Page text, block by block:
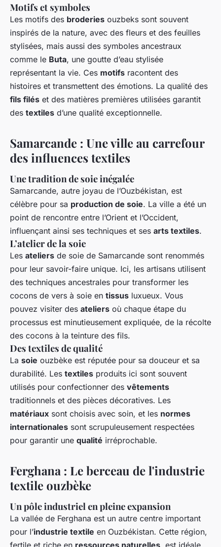
Motifs et symboles
Les motifs des broderies ouzbeks sont souvent
inspirés de la nature, avec des fleurs et des feuilles
stylisées, mais aussi des symboles ancestraux
comme le Buta, une goutte d’eau stylisée
représentant la vie. Ces motifs racontent des
histoires et transmettent des émotions. La qualité des
fils filés et des matières premières utilisées garantit
des textiles d’une qualité exceptionnelle.
Samarcande : Une ville au carrefour
des influences textiles
Une tradition de soieinégalée
Samarcande, autre joyau de l’Ouzbékistan, est
célèbre pour sa production de soie. La ville a été un
point de rencontre entre l’Orient et l’Occident,
influençant ainsi ses techniques et ses arts textiles.
L’atelier de la soie
Les ateliers de soie de Samarcande sont renommés
pour leur savoir-faire unique. Ici, les artisans utilisent
des techniques ancestrales pour transformer les
cocons de vers à soie en tissus luxueux. Vous
pouvez visiter des ateliers où chaque étape du
processus est minutieusement expliquée, de la récolte
des cocons à la teinture des fils.
Des textiles de qualité
La soie ouzbèke est réputée pour sa douceur et sa
durabilité. Les textiles produits ici sont souvent
utilisés pour confectionner des vêtements
traditionnels et des pièces décoratives. Les
matériaux sont choisis avec soin, et les normes
internationales sont scrupuleusement respectées
pour garantir une qualité irréprochable.
Ferghana : Le berceau de l'industrie
textile ouzbèke
Un pôle industriel en pleine expansion
La vallée de Ferghana est un autre centre important
pour l’industrie textile en Ouzbékistan. Cette région,
fertile et riche en ressources naturelles , est idéale